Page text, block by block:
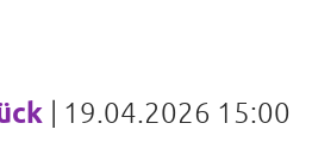
19.04.2026 15:00
| 19.04.2026 13:30